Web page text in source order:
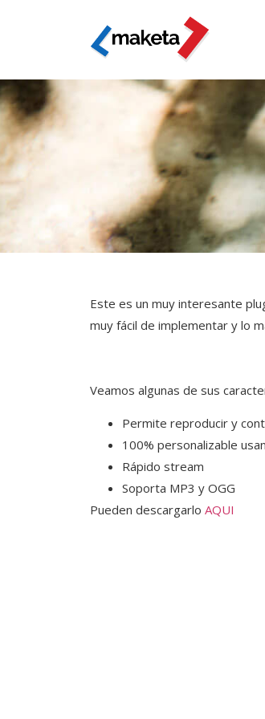
Este es un muy interesante
muy fácil de implementar y lo
Veamos algunas de sus
Permite reproducir y
100% personalizable
Rápido stream
Soporta MP3 y OGG
Pueden descargarlo AQUI